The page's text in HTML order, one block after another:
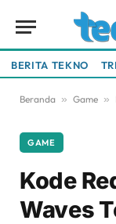
BERITA TEKNO
Beranda » Game »
GAME
Kode
Waves